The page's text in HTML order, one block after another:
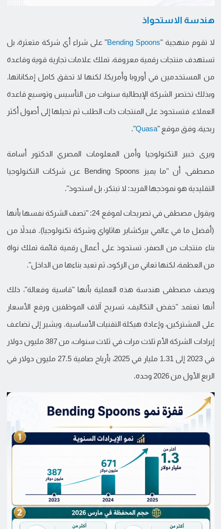
هندسة الاستحواذ
لا تقوم منهجية "Bending Spoons" على شراء أي شركة متعثرة، بل
تستهدف منتجات رقمية معروفة، تملك علامات تجارية قوية وقاعدة
من المستخدمين في أوروبا وأمريكا، لكنها لا تحقق كامل إمكاناتها.
وبذلك تختصر الشركة الإيطالية سنوات من التأسيس وتوسيع قاعدة
العملاء، فتستحوذ على المنتجات ذات الطلب ثم تحيلها إلى أصول أكثر
ربحية، وفق موقع "Quasa
".
ويرى خبير التكنولوجيا وأمن المعلومات المصري الدكتور أسامة
مصطفى، أن "ما يميز Bending Spoons عن شركات التكنولوجيا
التقليدية هو نموذجها الفريد: لا تبتكر، بل استحوذ".
ويقول مصطفى في تصريحات لموقع 24: "تصف الشركة نفسها بأنها
(أفضل ما في عالمي بيركشاير هاثاواي وشركة تكنولوجيا). فبدلاً من
بناء منتجات من الصفر، تستحوذ على أعمال رقمية قائمة تملك نواة
من العظمة، لكنها تعاني من الركود، ثم تعيد بناءها من الداخل".
ويصف مصطفى هندسة هذه العملية بأنها "قاسية وفعالة"، ذلك
أنها تعتمد "خفض التكاليف، تسريح آلاف الموظفين ورفع الأسعار
على المشتركين، وإعادة هيكلة التقنيات الأساسية. ويشير إلى تضاعف
إيرادات الشركة الأم ثلاث مرات في ثلاث سنوات، من 387 مليون دولار
في 2023 إلى 1.31 مليار في 2025، بأرباح صافية 27.5 مليون دولار في
الربع الأول من 2026 وحده.